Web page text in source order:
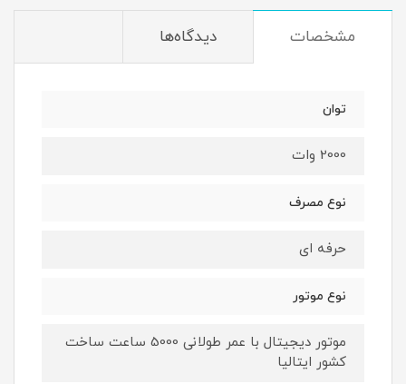
مشخصات دیدگاه‌ها
توان
2000 وات
نوع مصرف
حرفه ای
نوع موتور
موتور دیجیتال با عمر طولانی 5000 ساعت ساخت
کشور ایتالیا